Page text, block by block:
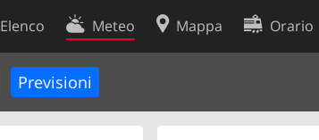
Elenco Meteo Mappa Orario
Contatti
Condizioni d’uso